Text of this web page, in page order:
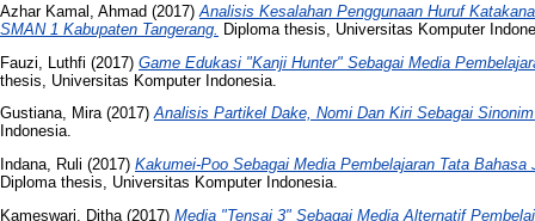
Azhar Kamal, Ahmad (2017) Analisis Kesalahan Penggunaan Huruf
SMAN 1 Kabupaten Tangerang.
Diploma thesis, Universitas Komputer
Fauzi, Luthfi (2017) Game Edukasi "Kanji Hunter" Sebagai Media
thesis, Universitas Komputer Indonesia.
Gustiana, Mira(2017)Analisis Partikel Dake, Nomi Dan Kiri Sebagai
Indonesia.
Indana, Ruli (2017) Kakumei-Poo Sebagai Media Pembelajaran Tata
Diploma thesis, Universitas Komputer Indonesia.
Kameswari, Ditha (2017) Media "Tensai 3" Sebagai Media Alternatif